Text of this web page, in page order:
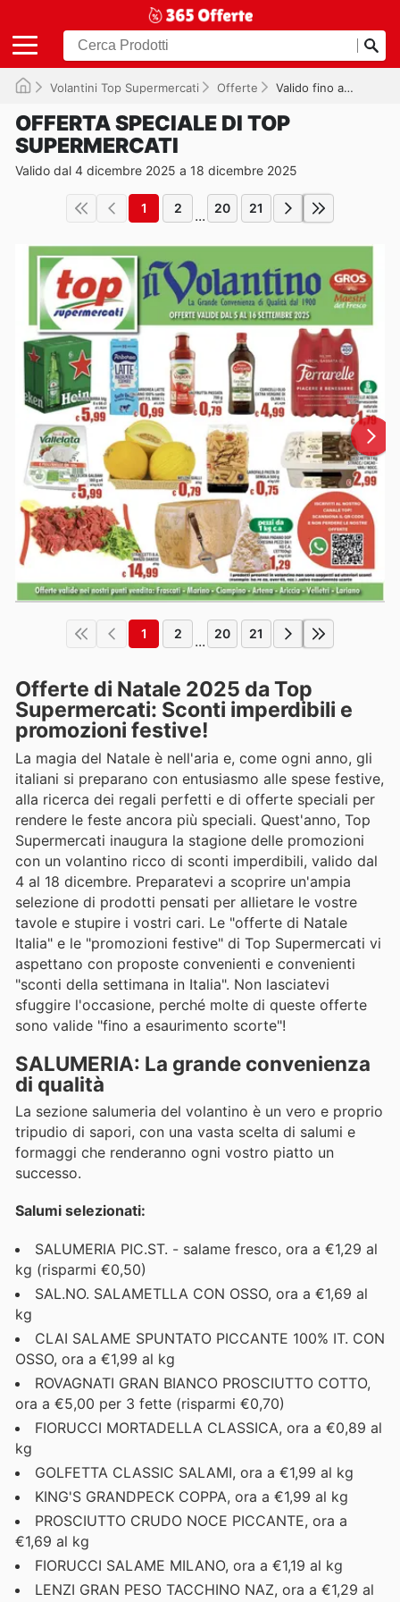
Volantini Top Supermercati Offerte Valido fino a 18/12/2025
OFFERTA SPECIALE DI TOP
SUPERMERCATI
Valido dal 4 dicembre 2025 a 18 dicembre 2025
1 2 ... 20 21
1 2 ... 20 21
Offerte di Natale 2025 da Top
Supermercati: Sconti imperdibili e
promozioni festive!
La magia del Natale è nell'aria e, come ogni anno, gli
italiani si preparano con entusiasmo alle spese festive,
alla ricerca dei regali perfetti e di offerte speciali per
rendere le feste ancora più speciali. Quest'anno, Top
Supermercati inaugura la stagione delle promozioni
con un volantino ricco di sconti imperdibili, valido dal
4 al 18 dicembre. Preparatevi a scoprire un'ampia
selezione di prodotti pensati per allietare le vostre
tavole e stupire i vostri cari. Le "offerte di Natale
Italia" e le "promozioni festive" di Top Supermercati vi
aspettano con proposte convenienti e convenienti
"sconti della settimana in Italia". Non lasciatevi
sfuggire l'occasione, perché molte di queste offerte
sono valide "fino a esaurimento scorte"!
SALUMERIA: La grande convenienza
di qualità
La sezione salumeria del volantino è un vero e proprio
tripudio di sapori, con una vasta scelta di salumi e
formaggi che renderanno ogni vostro piatto un
successo.
Salumi selezionati:
SALUMERIA PIC.ST. - salame fresco, ora a €1,29 al
kg (risparmi €0,50)
SAL.NO. SALAMETLLA CON OSSO, ora a €1,69 al
kg
CLAI SALAME SPUNTATO PICCANTE 100% IT. CON
OSSO, ora a €1,99 al kg
ROVAGNATI GRAN BIANCO PROSCIUTTO COTTO,
ora a €5,00 per 3 fette (risparmi €0,70)
FIORUCCI MORTADELLA CLASSICA, ora a €0,89 al
kg
GOLFETTA CLASSIC SALAMI, ora a €1,99 al kg
KING'S GRANDPECK COPPA, ora a €1,99 al kg
PROSCIUTTO CRUDO NOCE PICCANTE, ora a
€1,69 al kg
FIORUCCI SALAME MILANO, ora a €1,19 al kg
LENZI GRAN PESO TACCHINO NAZ, ora a €1,29 al